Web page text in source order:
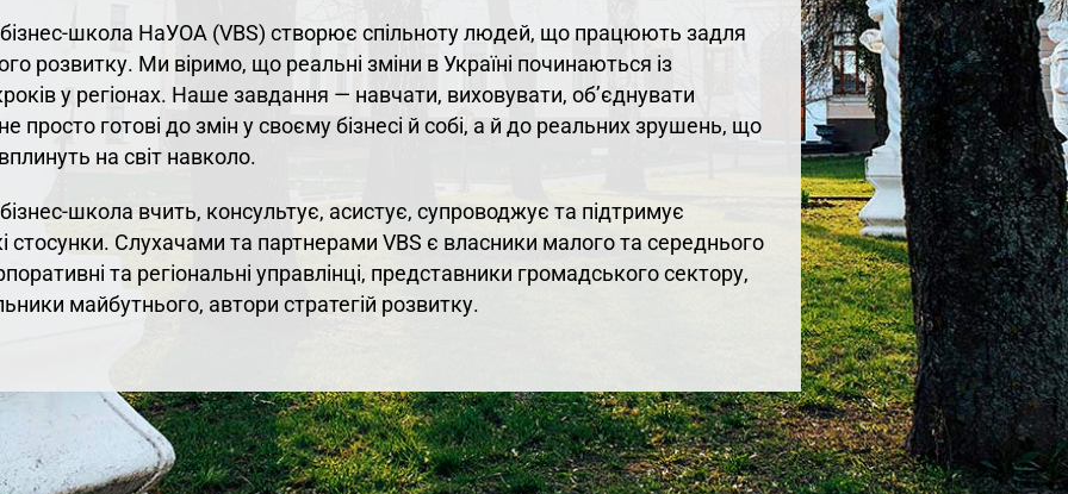
школа НаУОА (VBS) створює спільноту людей, що працюють задля
розвитку. Ми віримо, що реальні зміни в Україні починаються із
у регіонах. Наше завдання — навчати, виховувати, об’єднувати
просто готові до змін у своєму бізнесі й собі, а й до реальних зрушень, що
на світ навколо.
школа вчить, консультує, асистує, супроводжує та підтримує
стосунки. Слухачами та партнерами VBS є власники малого та середнього
та регіональні управлінці, представники громадського сектору,
майбутнього, автори стратегій розвитку.